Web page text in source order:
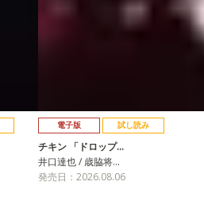
電子版 試し読み
チキン 「ドロップ…
井口達也 / 歳脇将…
発売日：2026.08.06